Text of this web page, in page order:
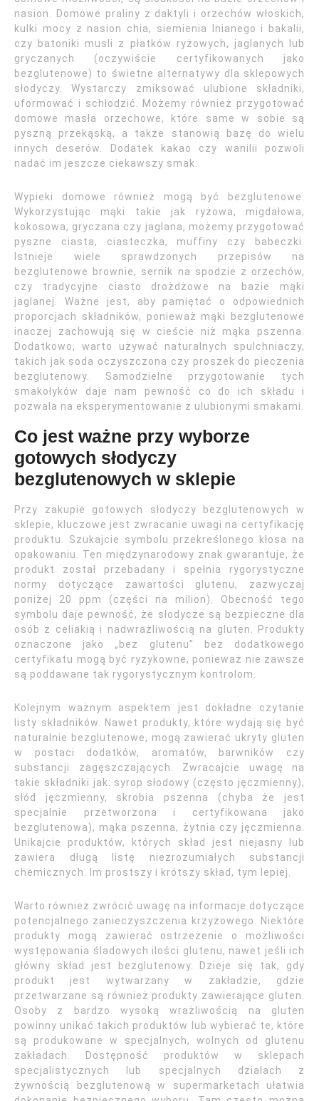
nasion. Domowe praliny z daktyli i orzechów włoskich,
kulki mocy z nasion chia, siemienia lnianego i bakalii,
czy batoniki musli z płatków ryżowych, jaglanych lub
gryczanych (oczywiście certyfikowanych jako
bezglutenowe) to świetne alternatywy dla sklepowych
słodyczy. Wystarczy zmiksować ulubione składniki,
uformować i schłodzić. Możemy również przygotować
domowe masła orzechowe, które same w sobie są
pyszną przekąską, a także stanowią bazę do wielu
innych deserów. Dodatek kakao czy wanilii pozwoli
nadać im jeszcze ciekawszy smak.
Wypieki domowe również mogą być bezglutenowe.
Wykorzystując mąki takie jak ryżowa, migdałowa,
kokosowa, gryczana czy jaglana, możemy przygotować
pyszne ciasta, ciasteczka, muffiny czy babeczki.
Istnieje wiele sprawdzonych przepisów na
bezglutenowe brownie, sernik na spodzie z orzechów,
czy tradycyjne ciasto drożdżowe na bazie mąki
jaglanej. Ważne jest, aby pamiętać o odpowiednich
proporcjach składników, ponieważ mąki bezglutenowe
inaczej zachowują się w cieście niż mąka pszenna.
Dodatkowo, warto używać naturalnych spulchniaczy,
takich jak soda oczyszczona czy proszek do pieczenia
bezglutenowy. Samodzielne przygotowanie tych
smakołyków daje nam pewność co do ich składu i
pozwala na eksperymentowanie z ulubionymi smakami.
Co jest ważne przy wyborze
gotowych słodyczy
bezglutenowych w sklepie
Przy zakupie gotowych słodyczy bezglutenowych w
sklepie, kluczowe jest zwracanie uwagi na certyfikację
produktu. Szukajcie symbolu przekreślonego kłosa na
opakowaniu. Ten międzynarodowy znak gwarantuje, że
produkt został przebadany i spełnia rygorystyczne
normy dotyczące zawartości glutenu, zazwyczaj
poniżej 20 ppm (części na milion). Obecność tego
symbolu daje pewność, że słodycze są bezpieczne dla
osób z celiakią i nadwrażliwością na gluten. Produkty
oznaczone jako „bez glutenu” bez dodatkowego
certyfikatu mogą być ryzykowne, ponieważ nie zawsze
są poddawane tak rygorystycznym kontrolom.
Kolejnym ważnym aspektem jest dokładne czytanie
listy składników. Nawet produkty, które wydają się być
naturalnie bezglutenowe, mogą zawierać ukryty gluten
w postaci dodatków, aromatów, barwników czy
substancji zagęszczających. Zwracajcie uwagę na
takie składniki jak: syrop słodowy (często jęczmienny),
słód jęczmienny, skrobia pszenna (chyba że jest
specjalnie przetworzona i certyfikowana jako
bezglutenowa), mąka pszenna, żytnia czy jęczmienna.
Unikajcie produktów, których skład jest niejasny lub
zawiera długą listę niezrozumiałych substancji
chemicznych. Im prostszy i krótszy skład, tym lepiej.
Warto również zwrócić uwagę na informacje dotyczące
potencjalnego zanieczyszczenia krzyżowego. Niektóre
produkty mogą zawierać ostrzeżenie o możliwości
występowania śladowych ilości glutenu, nawet jeśli ich
główny skład jest bezglutenowy. Dzieje się tak, gdy
produkt jest wytwarzany w zakładzie, gdzie
przetwarzane są również produkty zawierające gluten.
Osoby z bardzo wysoką wrażliwością na gluten
powinny unikać takich produktów lub wybierać te, które
są produkowane w specjalnych, wolnych od glutenu
zakładach. Dostępność produktów w sklepach
specjalistycznych lub specjalnych działach z
żywnością bezglutenową w supermarketach ułatwia